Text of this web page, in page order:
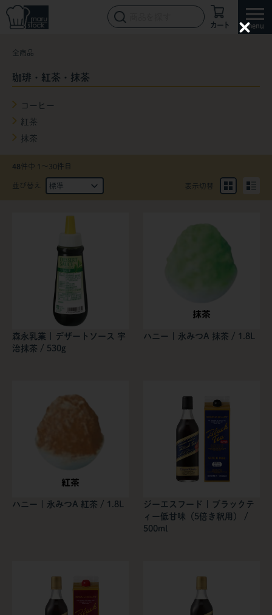
カート
全商品
珈琲・紅茶・抹茶
コーヒー
紅茶
抹茶
48件中 1〜30件目
並び替え 表示切替
森永乳業 | デザートソース 宇
治抹茶 / 530g
ハニー | 氷みつA 抹茶 / 1.8L
ハニー | 氷みつA 紅茶 / 1.8L
ジーエスフード | ブラックテ
ィー低甘味（5倍き釈用） /
500ml
C